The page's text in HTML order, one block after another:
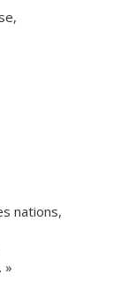
nations,
»